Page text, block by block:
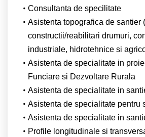
Consultanta de specilitate
Asistenta topografica de santier (
constructii/reabilitari drumuri,
industriale, hidrotehnice si
Asistenta de specialitate in
Funciare si Dezvoltare Rurala
Asistenta de specialitate in
Asistenta de specialitate pentru
Asistenta de specialitate in
Profile longitudinale si